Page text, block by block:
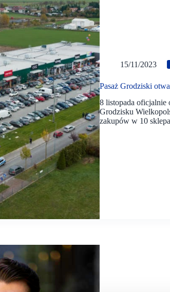
15/11/2023
Pasaż Grodziski
8 listopada oficjalnie
Grodzisku
zakupów w 10